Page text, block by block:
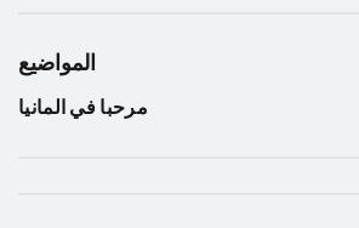
المواضيع
مرحبا في المانيا